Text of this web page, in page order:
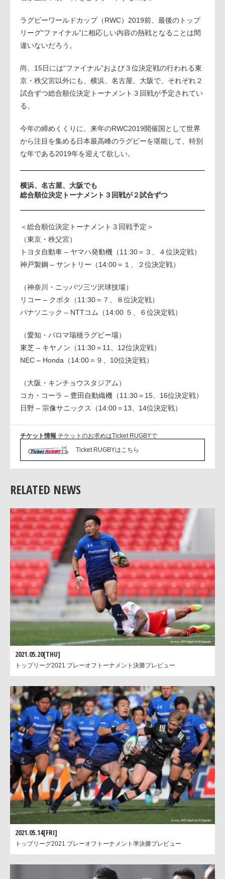
ラグビーワールドカップ（RWC）2019前、最後のトップ
リーグ“ファイナル”に相応しい内容の熱戦となることは間
違いないだろう。
尚、15日には“ファイナル”および３位決定戦の行われる東
京・秩父宮以外にも、横浜、名古屋、大阪で、それぞれ２
試合ずつ総合順位決定トーナメント３回戦が予定されてい
る。
今年の締めくくりに、来年のRWC2019開催国として世界
から注目を集める日本最高峰のラグビーを堪能して、特別
な年である2019年を迎えて欲しい。
横浜、名古屋、大阪でも
総合順位決定トーナメント３回戦が２試合ずつ
＜総合順位決定トーナメント３回戦予定＞
（東京・秩父宮）
トヨタ自動車 – ヤマハ発動機（11:30＝３、４位決定戦）
神戸製鋼 – サントリー（14:00＝１、２位決定戦）
（神奈川・ニッパツ三ツ沢球技場）
リコー – クボタ（11:30＝７、８位決定戦）
パナソニック – NTTコム（14:00 ５、６位決定戦）
（愛知・パロマ瑞穂ラグビー場）
東芝 – キヤノン（11:30＝11、12位決定戦）
NEC – Honda（14:00＝９、10位決定戦）
（大阪・キンチョウスタジアム）
コカ・コーラ – 豊田自動織機（11:30＝15、16位決定戦）
日野 – 宗像サニックス（14:00＝13、14位決定戦）
チケット情報 チケットのお求めはTicket RUGBYで
Ticket RUGBYはこちら
RELATED NEWS
2021.05.20[THU]
トップリーグ2021 プレーオフトーナメント決勝プレビュー
2021.05.14[FRI]
トップリーグ2021 プレーオフトーナメント準決勝プレビュー